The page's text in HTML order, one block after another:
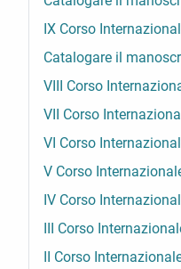
IX Corso
Catalogare il
VIII Corso
VII Corso
VI Corso
V Corso
IV Corso
III Corso
II Corso